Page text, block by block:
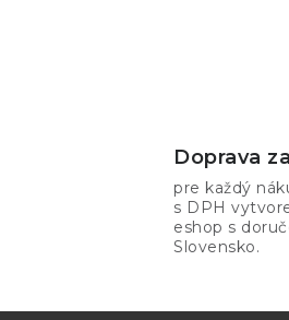
Doprava
pre každý
s DPH
eshop s
Slovensko.